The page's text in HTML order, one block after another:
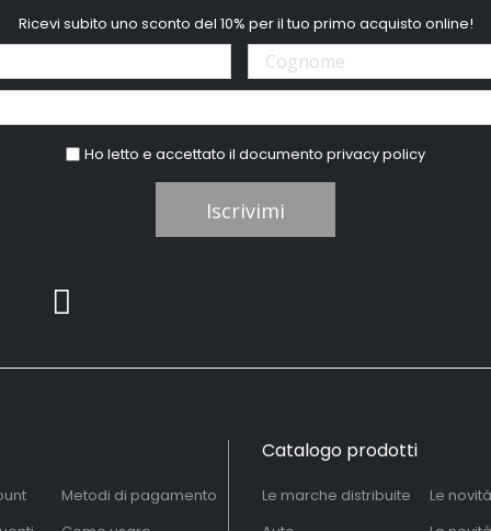
Ricevi subito uno sconto del 10% per il tuo primo acquisto online!
Ho letto e accettato il documentoprivacy policy
Iscrivimi
Metodi di pagamento
Catalogo prodotti
Le marche distribuite
Le